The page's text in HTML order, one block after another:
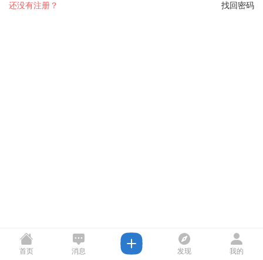
找回密码
还没有注册？
首页 消息 发现 我的